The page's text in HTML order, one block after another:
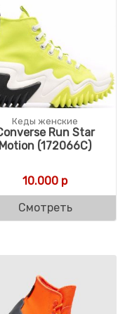
составляла 7.000 р.
3.500 р.
Кеды женские
Run Star
Motion (172066C)
10.000 р
Смотреть